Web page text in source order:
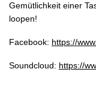
Gemütlichkeit einer
loopen!
Facebook: https://
Soundcloud: https://